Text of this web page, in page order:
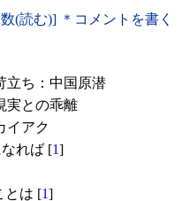
(読む)] ＊コメントを書く
立ち：中国原潜
実との乖離
イアク
れば [1]
とは [1]